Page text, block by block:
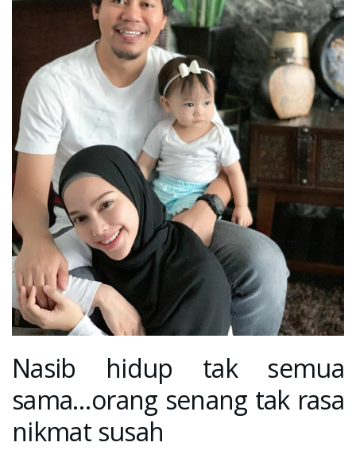
Nasib hidup tak semua
sama…orang senang tak rasa
nikmat susah